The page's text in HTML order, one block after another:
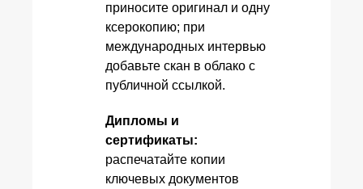
приносите оригинал и одну
ксерокопию; при
международных интервью
добавьте скан в облако с
публичной ссылкой.
Дипломы и
сертификаты:
распечатайте копии
ключевых документов